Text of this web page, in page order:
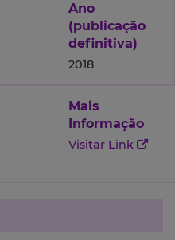
Ano
(publicação
definitiva)
2018
Mais
Informação
Visitar Link